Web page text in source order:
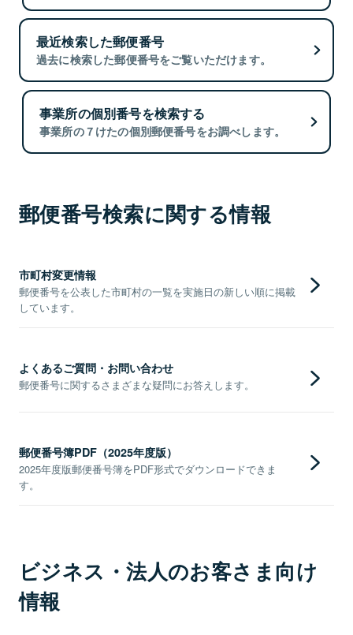
最近検索した郵便番号
過去に検索した郵便番号をご覧いただけます。
事業所の個別番号を検索する
事業所の７けたの個別郵便番号をお調べします。
郵便番号検索に関する情報
市町村変更情報
郵便番号を公表した市町村の一覧を実施日の新しい順に掲載
しています。
よくあるご質問・お問い合わせ
郵便番号に関するさまざまな疑問にお答えします。
郵便番号簿PDF（2025年度版）
2025年度版郵便番号簿をPDF形式でダウンロードできま
す。
ビジネス・法人のお客さま向け
情報